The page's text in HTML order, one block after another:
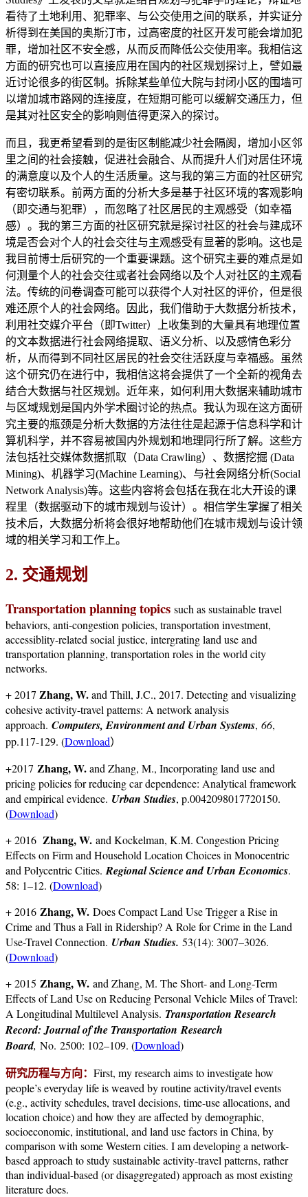
看待了土地利用、犯罪率、与公交使用之间的联系，并实证分
析得到在美国的奥斯汀市，过高密度的社区开发可能会增加犯
罪，增加社区不安全感，从而反而降低公交使用率。我相信这
方面的研究也可以直接应用在国内的社区规划探讨上，譬如最
近讨论很多的街区制。拆除某些单位大院与封闭小区的围墙可
以增加城市路网的连接度，在短期可能可以缓解交通压力，但
是其对社区安全的影响则值得更深入的探讨。
而且，我更希望看到的是街区制能减少社会隔阂，增加小区邻
里之间的社会接触，促进社会融合、从而提升人们对居住环境
的满意度以及个人的生活质量。这与我的第三方面的社区研究
有密切联系。前两方面的分析大多是基于社区环境的客观影响
（即交通与犯罪），而忽略了社区居民的主观感受（如幸福
感）。我的第三方面的社区研究就是探讨社区的社会与建成环
境是否会对个人的社会交往与主观感受有显著的影响。这也是
我目前博士后研究的一个重要课题。这个研究主要的难点是如
何测量个人的社会交往或者社会网络以及个人对社区的主观看
法。传统的问卷调查可能可以获得个人对社区的评价，但是很
难还原个人的社会网络。因此，我们借助于大数据分析技术，
利用社交媒介平台（即Twitter）上收集到的大量具有地理位置
的文本数据进行社会网络提取、语义分析、以及感情色彩分
析，从而得到不同社区居民的社会交往活跃度与幸福感。虽然
这个研究仍在进行中，我相信这将会提供了一个全新的视角去
结合大数据与社区规划。近年来，如何利用大数据来辅助城市
与区域规划是国内外学术圈讨论的热点。我认为现在这方面研
究主要的瓶颈是分析大数据的方法往往是起源于信息科学和计
算机科学，并不容易被国内外规划和地理同行所了解。这些方
法包括社交媒体数据抓取（Data Crawling）、数据挖掘 (Data
Mining)、机器学习(Machine Learning)、与社会网络分析(Social
Network Analysis)等。这些内容将会包括在我在北大开设的课
程里（数据驱动下的城市规划与设计）。相信学生掌握了相关
技术后，大数据分析将会很好地帮助他们在城市规划与设计领
域的相关学习和工作上。
2. 交通规划
Transportation planning topics such as sustainable travel
behaviors, anti-congestion policies, transportation investment,
accessiblity-related social justice, intergrating land use and
transportation planning, transportation roles in the world city
networks.
+ 2017 Zhang, W.and Thill, J.C., 2017. Detecting and visualizing
cohesive activity-travel patterns: A network analysis
approach. Computers, Environment and Urban Systems, 66,
pp.117-129. (Download）
+2017 Zhang, W.and Zhang, M., Incorporating land use and
pricing policies for reducing car dependence: Analytical framework
and empirical evidence. Urban Studies, p.0042098017720150.
(Download)
+ 2016 Zhang, W. and Kockelman, K.M. Congestion Pricing
Effects on Firm and Household Location Choices in Monocentric
and Polycentric Cities. Regional Science and Urban Economics.
58: 1–12. (Download)
+ 2016 Zhang, W. Does Compact Land Use Trigger a Rise in
Crime and Thus a Fall in Ridership? A Role for Crime in the Land
Use-Travel Connection. Urban Studies. 53(14): 3007–3026.
(Download)
+ 2015 Zhang, W. and Zhang, M. The Short- and Long-Term
Effects of Land Use on Reducing Personal Vehicle Miles of Travel:
A Longitudinal Multilevel Analysis. Transportation Research
Record: Journal of the Transportation Research
Board, No. 2500: 102–109. (Download)
研究历程与方向： First, myresearch aims to investigate how
people’s everyday life is weaved by routine activity/travel events
(e.g., activity schedules, travel decisions, time-use allocations, and
location choice) and how they are affected by demographic,
socioeconomic, institutional, and land use factors in China, by
comparison with some Western cities. I am developing a network-
based approach to study sustainable activity-travel patterns, rather
than individual-based (or disaggregated) approach as most existing
literature does.